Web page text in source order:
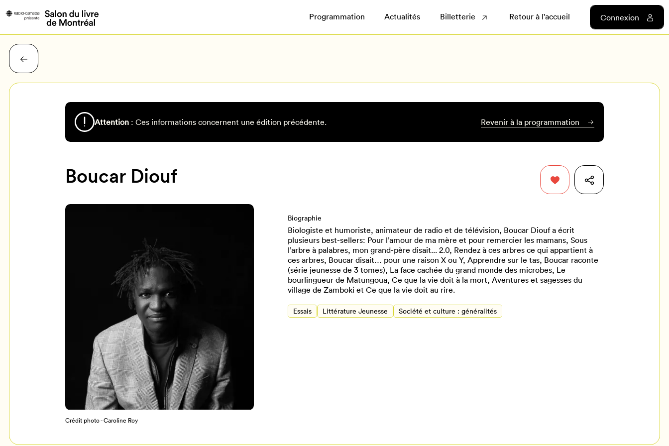
Programmation Actualités Billetterie Retour à l'accueil Connexion
Attention : Ces informations concernent une édition précédente. Revenir à la programmation
Boucar Diouf
Crédit photo - Caroline Roy
Biographie
Biologiste et humoriste, animateur de radio et de télévision, Boucar Diouf a écrit
plusieurs best-sellers: Pour l’amour de ma mère et pour remercier les mamans, Sous
l’arbre à palabres, mon grand-père disait... 2.0, Rendez à ces arbres ce qui appartient à
ces arbres, Boucar disait… pour une raison X ou Y, Apprendre sur le tas, Boucar raconte
(série jeunesse de 3 tomes), La face cachée du grand monde des microbes, Le
bourlingueur de Matungoua, Ce que la vie doit à la mort, Aventures et sagesses du
village de Zamboki et Ce que la vie doit au rire.
Essais Littérature Jeunesse Société et culture : généralités
connectez-vous ou créez votre profil